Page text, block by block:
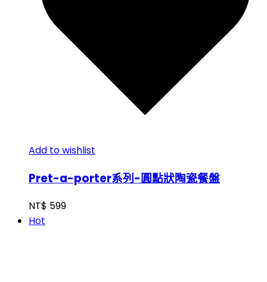
Add to wishlist
Pret-a-porter系列-圓點狀陶瓷餐盤
NT$ 599
Hot